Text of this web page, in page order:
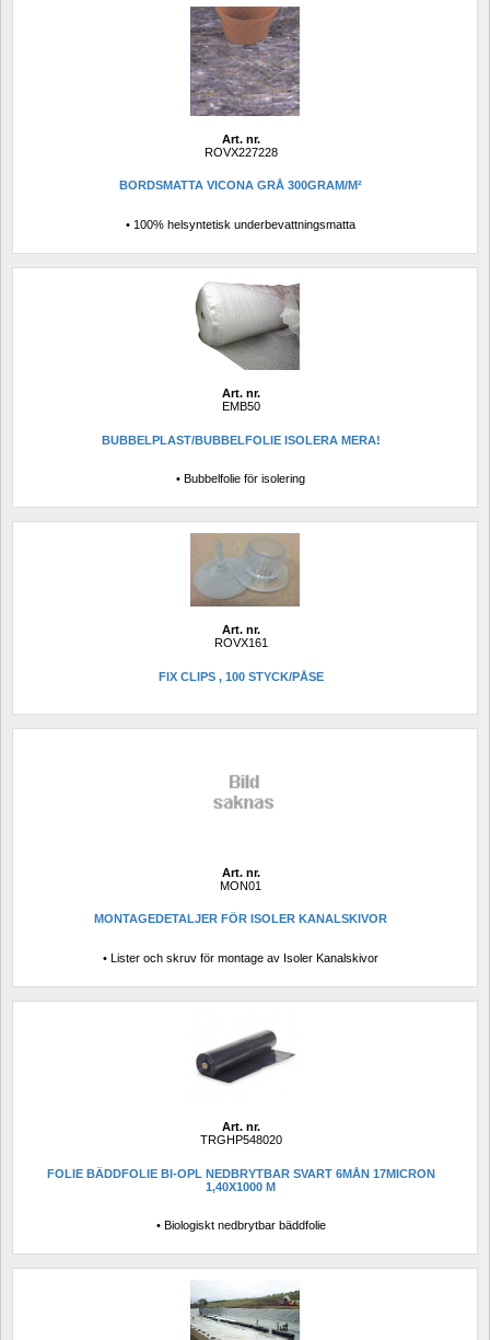
Art. nr.
ROVX227228
BORDSMATTA VICONA GRÅ 300GRAM/M²
• 100% helsyntetisk underbevattningsmatta
Art. nr.
EMB50
BUBBELPLAST/BUBBELFOLIE ISOLERA MERA!
• Bubbelfolie för isolering
Art. nr.
ROVX161
FIX CLIPS , 100 STYCK/PÅSE
Art. nr.
MON01
MONTAGEDETALJER FÖR ISOLER KANALSKIVOR
• Lister och skruv för montage av Isoler Kanalskivor
Art. nr.
TRGHP548020
FOLIE BÄDDFOLIE BI-OPL NEDBRYTBAR SVART 6MÅN 17MICRON
1,40X1000 M
• Biologiskt nedbrytbar bäddfolie